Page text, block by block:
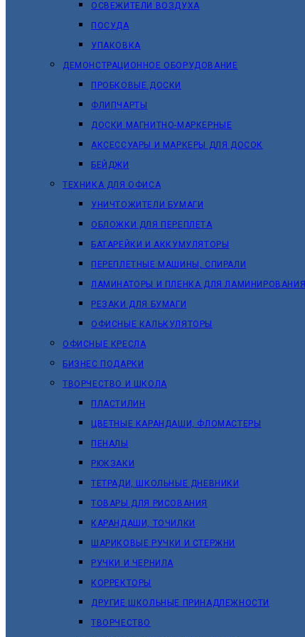
ОСВЕЖИТЕЛИ ВОЗДУХА
ПОСУДА
УПАКОВКА
ДЕМОНСТРАЦИОННОЕ ОБОРУДОВАНИЕ
ПРОБКОВЫЕ ДОСКИ
ФЛИПЧАРТЫ
ДОСКИ МАГНИТНО-МАРКЕРНЫЕ
АКСЕССУАРЫ И МАРКЕРЫ ДЛЯ ДОСОК
БЕЙДЖИ
ТЕХНИКА ДЛЯ ОФИСА
УНИЧТОЖИТЕЛИ БУМАГИ
ОБЛОЖКИ ДЛЯ ПЕРЕПЛЕТА
БАТАРЕЙКИ И АККУМУЛЯТОРЫ
ПЕРЕПЛЕТНЫЕ МАШИНЫ, СПИРАЛИ
ЛАМИНАТОРЫ И ПЛЕНКА ДЛЯ ЛАМИНИРОВАНИЯ
РЕЗАКИ ДЛЯ БУМАГИ
ОФИСНЫЕ КАЛЬКУЛЯТОРЫ
ОФИСНЫЕ КРЕСЛА
БИЗНЕС ПОДАРКИ
ТВОРЧЕСТВО И ШКОЛА
ПЛАСТИЛИН
ЦВЕТНЫЕ КАРАНДАШИ, ФЛОМАСТЕРЫ
ПЕНАЛЫ
РЮКЗАКИ
ТЕТРАДИ, ШКОЛЬНЫЕ ДНЕВНИКИ
ТОВАРЫ ДЛЯ РИСОВАНИЯ
КАРАНДАШИ, ТОЧИЛКИ
ШАРИКОВЫЕ РУЧКИ И СТЕРЖНИ
РУЧКИ И ЧЕРНИЛА
КОРРЕКТОРЫ
ДРУГИЕ ШКОЛЬНЫЕ ПРИНАДЛЕЖНОСТИ
ТВОРЧЕСТВО